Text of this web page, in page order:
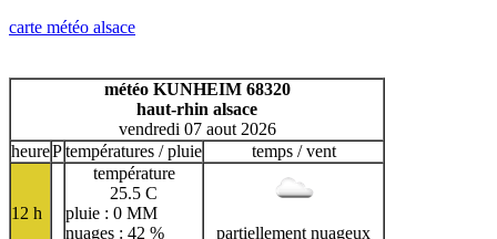
H
I J K L M
N
T
U
V
W X Y Z
carte météo alsace
météo KUNHEIM 68320
haut-rhin alsace
vendredi 07 aout 2026
heurePtempératures / pluie temps / vent
12 h
température
25.5 C
pluie : 0 MM
nuages : 42 %
partiellement nuageux